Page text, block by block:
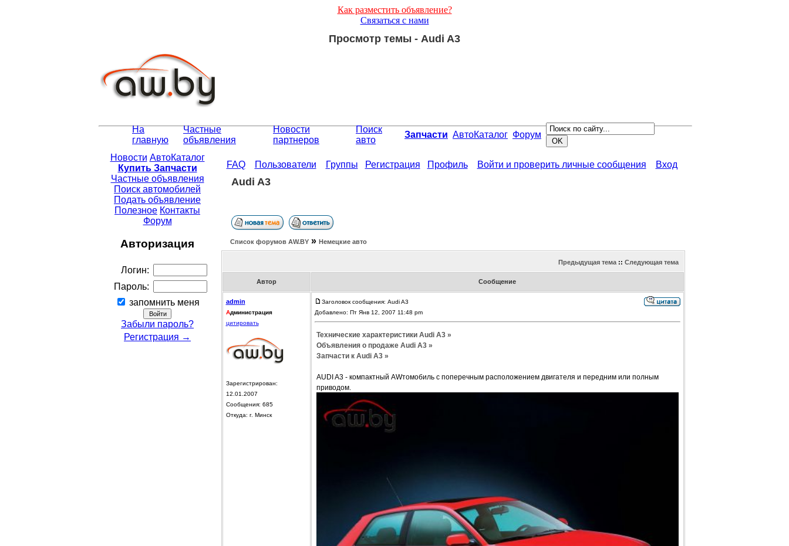
Как разместить объявление?
Связаться с нами
Просмотр темы - Audi A3
На
главную
Частные
объявления
Новости
партнеров
Поиск
авто
Запчасти АвтоКаталог Форум
Новости АвтоКаталог
Купить Запчасти
Частные объявления
Поиск автомобилей
Подать объявление
Полезное Контакты
Форум
Авторизация
Логин:
Пароль:
запомнить меня
Забыли пароль?
Регистрация →
FAQ Пользователи Группы Регистрация Профиль Войти и проверить личные сообщения Вход
Audi A3
Список форумов АW.BY» Немецкие авто
Предыдущая тема:: Следующая тема
Автор Сообщение
admin
Администрация
цитировать
Зарегистрирован:
12.01.2007
Сообщения: 685
Откуда: г. Минск
Заголовок сообщения: Audi A3
Добавлено: Пт Янв 12, 2007 11:48 pm
Технические характеристики Audi A3 »
Объявления о продаже Audi A3 »
Запчасти к Audi A3 »
AUDI A3 - компактный AWтомобиль с поперечным расположением двигателя и передним или полным
приводом.